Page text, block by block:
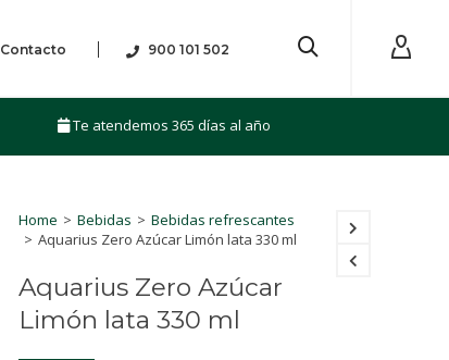
Contacto 900 101 502
Te atendemos 365 días al año
Home > Bebidas > Bebidas refrescantes
> Aquarius Zero Azúcar Limón lata 330 ml
Aquarius Zero Azúcar
Limón lata 330 ml